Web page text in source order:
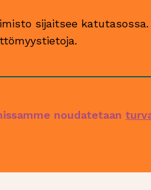
sijaitsee
noudatetaan